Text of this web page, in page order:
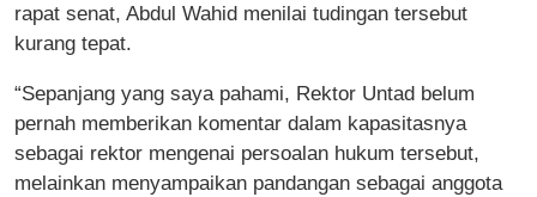
rapat senat, Abdul Wahid menilai tudingan tersebut
kurang tepat.
“Sepanjang yang saya pahami, Rektor Untad belum
pernah memberikan komentar dalam kapasitasnya
sebagai rektor mengenai persoalan hukum tersebut,
melainkan menyampaikan pandangan sebagai anggota